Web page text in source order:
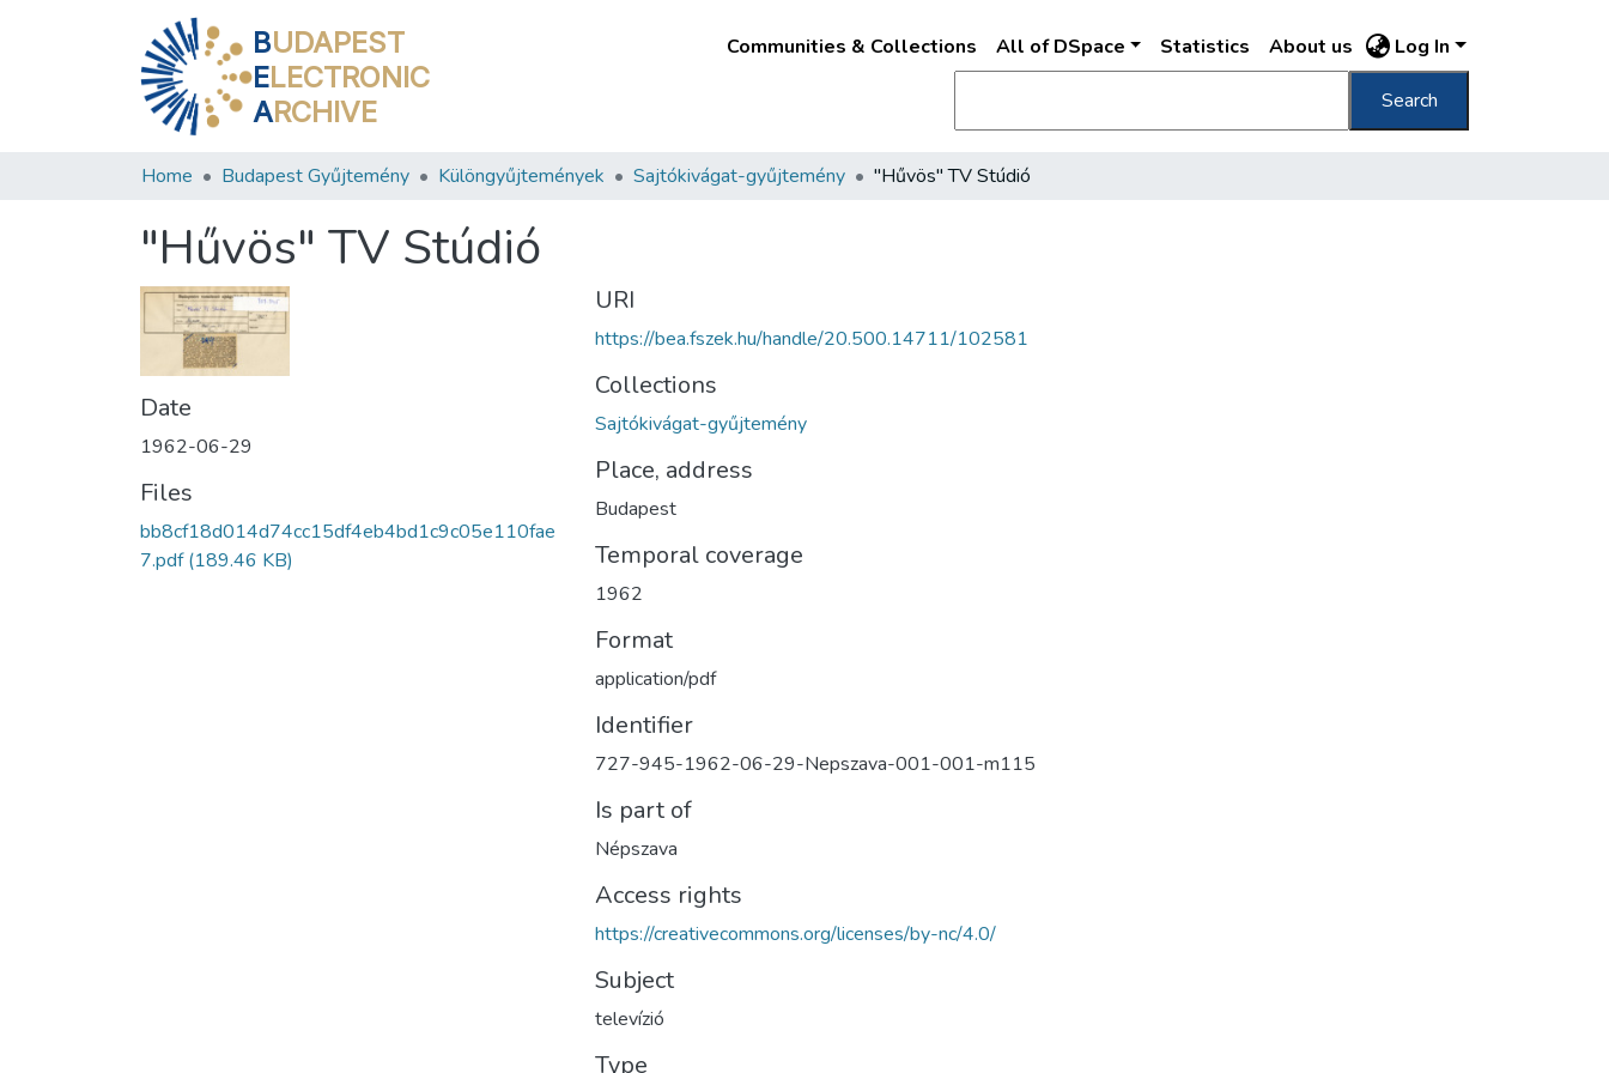
BUDAPEST
ELECTRONIC
ARCHIVE
Communities & Collections All of DSpace Statistics About us Log In
Search
Home Budapest Gyűjtemény Különgyűjtemények Sajtókivágat-gyűjtemény "Hűvös" TV Stúdió
"Hűvös" TV Stúdió
Date
1962-06-29
Files
bb8cf18d014d74cc15df4eb4bd1c9c05e110fae
7.pdf(189.46 KB)
URI
https://bea.fszek.hu/handle/20.500.14711/102581
Collections
Sajtókivágat-gyűjtemény
Place, address
Budapest
Temporal coverage
1962
Format
application/pdf
Identifier
727-945-1962-06-29-Nepszava-001-001-m115
Is part of
Népszava
Access rights
https://creativecommons.org/licenses/by-nc/4.0/
Subject
televízió
Type